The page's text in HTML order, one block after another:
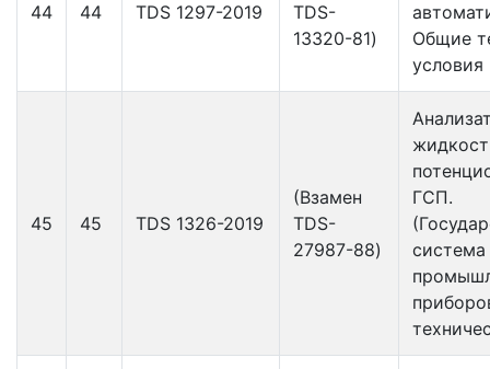
44 44 TDS 1297-2019
TDS-
13320-81)
Общие
условия
45 45 TDS 1326-2019
(Взамен
TDS-
27987-88)
ГСП.
система